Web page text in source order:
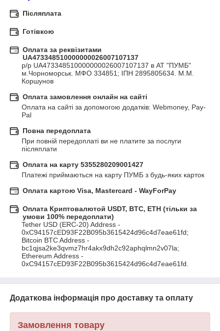
Післяплата
Готівкою
Оплата за реквізитами
UA473348510000000026007107137
р/р UA473348510000000026007107137 в АТ "ПУМБ"
м.Чорноморськ. МФО 334851; ІПН 2895805634. М.М.
Коршунов
Оплата замовлення онлайн на сайті
Оплата на сайті за допомогою додатків: Webmoney, Pay-
Pal
Повна передоплата
При повній передоплаті ви не платите за послуги
післяплати
Оплата на карту 5355280209001427
Платежі приймаються на карту ПУМБ з будь-яких карток
Оплата картою Visa, Mastercard - WayForPay
Оплата Криптовалютой USDT, BTC, ETH (тільки за
умови 100% передоплати)
Tether USD (ERC-20) Address -
0xC94157cED93F22B095b3615424d96c4d7eae61fd;
Bitcoin BTC Address -
bc1qjsa2ke3qvmz7hr4akx9dh2c92aphqlmn2v07la;
Ethereum Address -
0xC94157cED93F22B095b3615424d96c4d7eae61fd.
Додаткова інформація про доставку та оплату
Замовлення товару